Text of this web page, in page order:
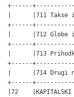
+------
|      |711
+------
|      |712
+------
|      |713
+------
|      |714 Drugi
+------
|72